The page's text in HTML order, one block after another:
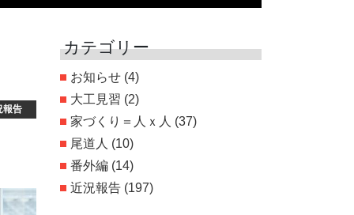
報告
カテゴリー
お知らせ (4)
大工見習 (2)
家づくり＝人ｘ人 (37)
尾道人 (10)
番外編 (14)
近況報告 (197)